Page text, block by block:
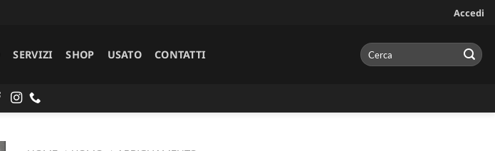
Accedi
SERVIZI SHOP USATO CONTATTI Cerca: